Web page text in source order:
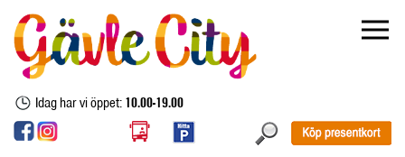
Idag har vi öppet:10.00-19.00